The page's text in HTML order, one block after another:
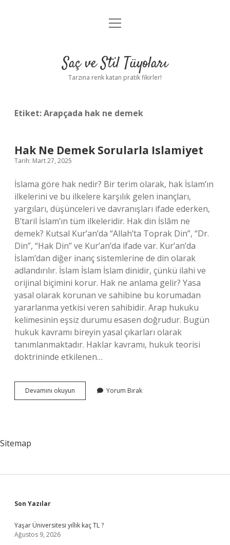
Anasayfa
Yasal Uyarı
menüyü
Saç ve Stil Tüyoları
Tarzına renk katan pratik fikirler!
Etiket:Arapçada hak ne demek
Hak Ne Demek Sorularla Islamiyet
Tarih: Mart 27, 2025
İslama göre hak nedir? Bir terim olarak, hak İslam’ın
ilkelerini ve bu ilkelere karşılık gelen inançları,
yargıları, düşünceleri ve davranışları ifade ederken,
B’taril İslam’ın tüm ilkeleridir. Hak din İslâm ne
demek? Kutsal Kur’an’da “Allah’ta Toprak Din”, “Dr.
Din”, “Hak Din” ve Kur’an’da ifade var. Kur’an’da
İslam’dan diğer inanç sistemlerine de din olarak
adlandırılır. İslam İslam İslam dinidir, çünkü ilahi ve
orijinal biçimini korur. Hak ne anlama gelir? Yasa
yasal olarak korunan ve sahibine bu korumadan
yararlanma yetkisi veren sahibidir. Arap hukuku
kelimesinin eşsiz durumu esasen doğrudur. Bugün
hukuk kavramı bireyin yasal çıkarları olarak
tanımlanmaktadır. Haklar kavramı, hukuk teorisi
doktrininde etkilenen…
Devamını okuyun
Ne
Yorum Bırak
Sitemap
Sidebar
Son Yazılar
Yaşar Üniversitesi yıllık kaç TL ?
Ağustos 9, 2026